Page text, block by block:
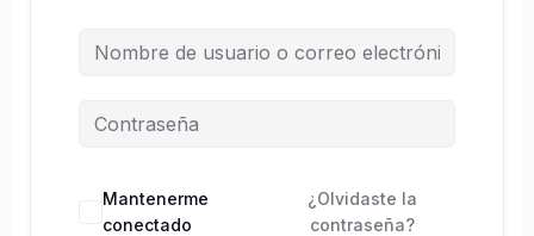
Mantenerme
conectado
¿Olvidaste la
contraseña?